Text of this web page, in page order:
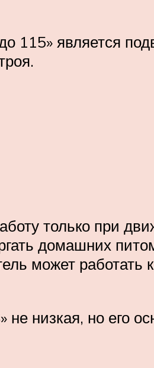
115» является
только при
домашних
может работать
низкая, но его